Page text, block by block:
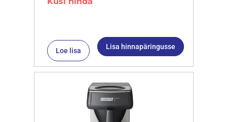
Loe lisa Lisa hinnapäringusse